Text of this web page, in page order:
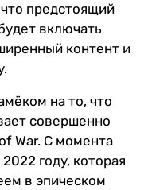
предстоящий
включать
контент и
на то, что
совершенно
War. С момента
году, которая
в эпическом